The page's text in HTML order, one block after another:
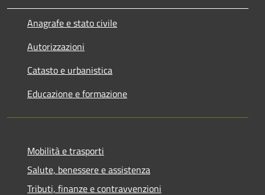
Anagrafe e stato civile
Autorizzazioni
Catasto e urbanistica
Educazione e formazione
Mobilità e trasporti
Salute, benessere e assistenza
Tributi, finanze e contravvenzioni